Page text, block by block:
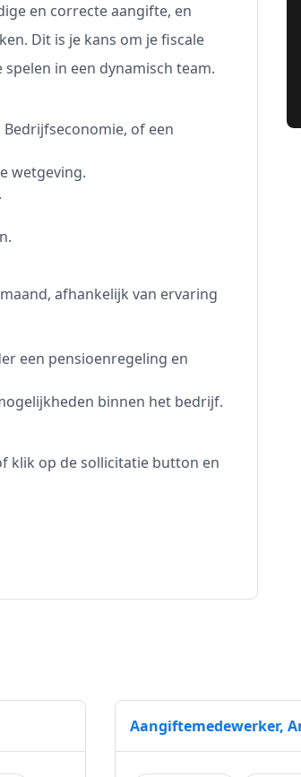
en correcte aangifte, en
Dit is je kans om je fiscale
in een dynamisch team.
of een
wetgeving.
afhankelijk van ervaring
een pensioenregeling en
binnen het bedrijf.
klik op de sollicitatie button en
Aangiftemedewerker,